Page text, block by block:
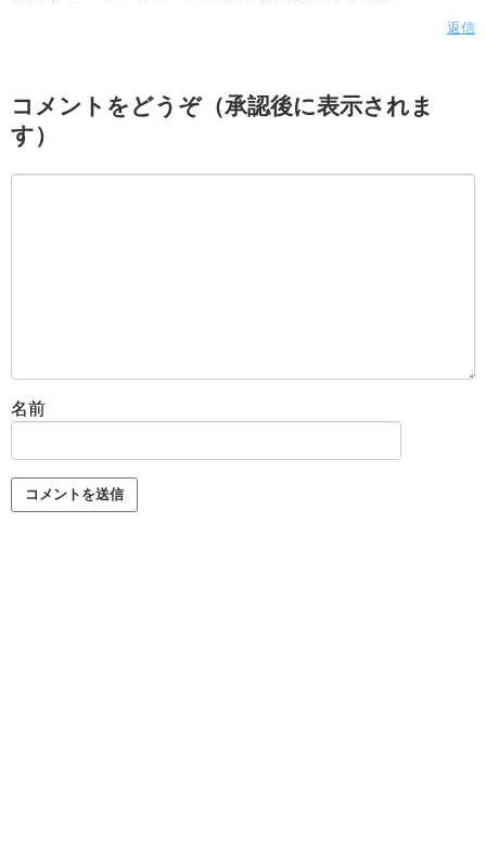
返信
コメントをどうぞ（承認後に表示されま
す）
名前